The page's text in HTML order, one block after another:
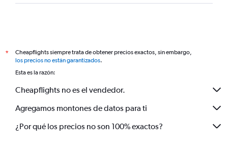
*
Cheapflights siempre trata de obtener precios exactos, sin embargo,
los precios no están garantizados.
Esta es la razón:
Cheapflights no es el vendedor.
Agregamos montones de datos para ti
¿Por qué los precios no son 100% exactos?